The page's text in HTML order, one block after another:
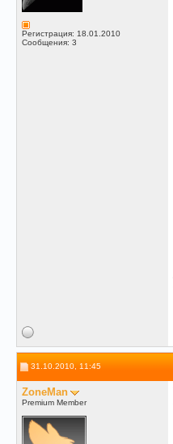
Регистрация: 18.01.2010
Сообщения: 3
31.10.2010, 11:45
ZoneMan
Premium Member